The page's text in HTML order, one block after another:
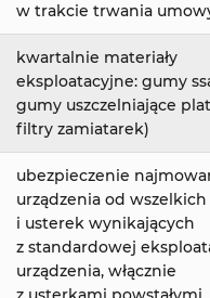
w trakcie trwania
kwartalnie materiały
eksploatacyjne: gumy
gumy uszczelniające
filtry zamiatarek)
ubezpieczenie
urządzenia od
i usterek wynikających
z standardowej
urządzenia, włącznie